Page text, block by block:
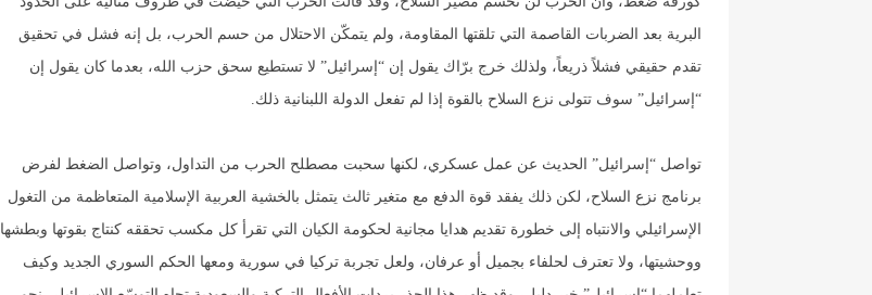
البرية بعد الضربات القاصمة التي تلقتها المقاومة، ولم يتمكّن الاحتلال من حسم الحرب، بل إنه فشل في تحقيق
تقدم حقيقي فشلاً ذريعاً، ولذلك خرج برّاك يقول إن “إسرائيل” لا تستطيع سحق حزب الله، بعدما كان يقول إن
“إسرائيل” سوف تتولى نزع السلاح بالقوة إذا لم تفعل الدولة اللبنانية ذلك.
تواصل “إسرائيل” الحديث عن عمل عسكري، لكنها سحبت مصطلح الحرب من التداول، وتواصل الضغط لفرض
برنامج نزع السلاح، لكن ذلك يفقد قوة الدفع مع متغير ثالث يتمثل بالخشية العربية الإسلامية المتعاظمة من التغول
الإسرائيلي والانتباه إلى خطورة تقديم هدايا مجانية لحكومة الكيان التي تقرأ كل مكسب تحققه كنتاج بقوتها وبطشها
ووحشيتها، ولا تعترف لحلفاء بجميل أو عرفان، ولعل تجربة تركيا في سورية ومعها الحكم السوري الجديد وكيف